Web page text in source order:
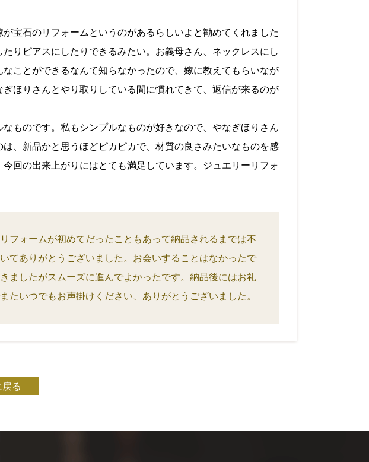
が宝石のリフォームというのがあるらしいよと勧めてくれました
りピアスにしたりできるみたい。 お義母さん、 ネックレスにし
なことができるなんて知らなかったので、 嫁に教えてもらいなが
ぎほり さんとやり取りしている間に慣れてきて、 返信が来るのが
ものです。 私もシンプルなものが好きなので、 やなぎほり さん
、新品かと思うほどピカピカで、 材質の良さみたいなものを感
今回の出来上がりにはとても満足しています。
ジュエリーリフォ
フォームが初めてだったこともあって納品されるまでは不
てありがとうございました。お会いすることはなかったで
ましたがスムーズに進んでよかったです。納品後にはお礼
いつでもお声掛けください、ありがとうございました。
る